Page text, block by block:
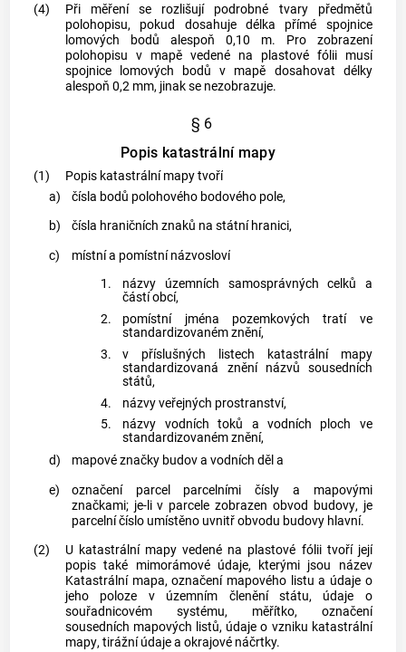
(4)
Při měření se rozlišují podrobné tvary předmětů
polohopisu, pokud dosahuje délka přímé spojnice
lomových bodů alespoň 0,10 m. Pro zobrazení
polohopisu v mapě vedené na plastové fólii musí
spojnice lomových bodů v mapě dosahovat délky
alespoň 0,2 mm, jinak se nezobrazuje.
§ 6
Popis katastrální mapy
(1) Popis katastrální mapytvoří
a)
čísla bodů polohového bodového pole,
b)
čísla hraničních znaků na státní hranici,
c)
místní a pomístní názvosloví
1.
názvy územních samosprávných celků a
částíobcí,
2.
pomístní jména pozemkových tratíve
standardizovaném znění,
3.
v příslušných listech
katastrální mapy
standardizovaná znění názvů sousedních
států,
4.
názvyveřejných prostranství,
5.
názvy vodních toků a vodních ploch ve
standardizovaném znění,
d)
mapové značky budova vodních děl a
e)
označení parcel
parcelními čísly a mapovými
značkami; je-li v parcele zobrazenobvod budovy, je
parcelní číslo umístěno uvnitřobvodu budovyhlavní.
(2)
U katastrální mapy vedené na plastové fólii tvoří její
popis také mimorámové údaje, kterými jsou název
Katastrální mapa, označení mapového listu a údaje o
jeho poloze v územním členění státu, údaje o
souřadnicovém systému, měřítko, označení
sousedních mapových listů, údaje o vzniku katastrální
mapy, tirážní údaje a okrajové náčrtky.